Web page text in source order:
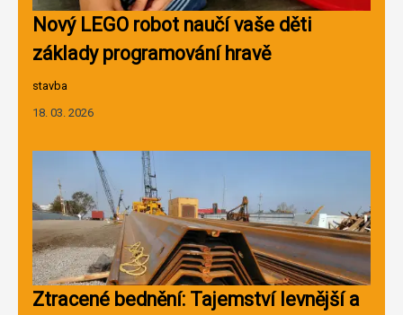
Nový LEGO robot naučí vaše děti
základy programování hravě
stavba
18. 03. 2026
Ztracené bednění: Tajemství levnější a